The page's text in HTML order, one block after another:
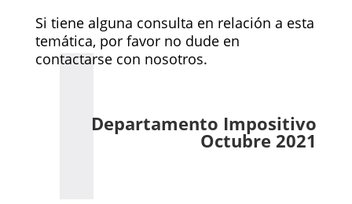
Si tiene alguna consulta en relación a esta
temática, por favor no dude en
contactarse con nosotros.
Departamento Impositivo
Octubre 2021